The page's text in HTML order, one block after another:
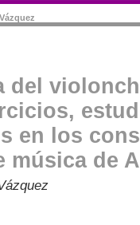
del
en los
música de